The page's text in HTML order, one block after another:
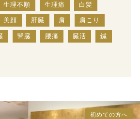
生理不順 生理痛 白髪
美顔 肝臓 肩 肩こり
腎臓 腰痛 臓活 鍼
初めての方へ